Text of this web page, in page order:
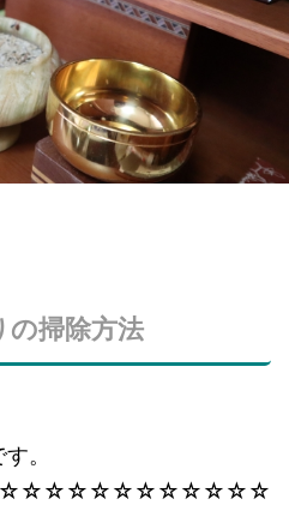
の掃除方法
。